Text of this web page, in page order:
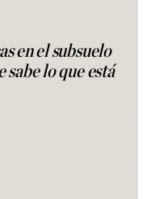
en el subsuelo
lo que está